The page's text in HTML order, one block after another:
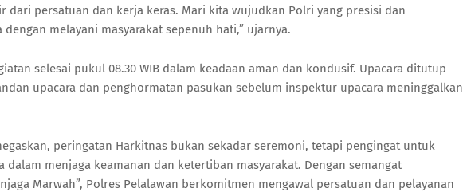
dari persatuan dan kerja keras. Mari kita wujudkan Polri yang presisi dan
dengan melayani masyarakat sepenuh hati,” ujarnya.
selesai pukul 08.30 WIB dalam keadaan aman dan kondusif. Upacara ditutup
upacara dan penghormatan pasukan sebelum inspektur upacara meninggalkan
peringatan Harkitnas bukan sekadar seremoni, tetapi pengingat untuk
dalam menjaga keamanan dan ketertiban masyarakat. Dengan semangat
Marwah”, Polres Pelalawan berkomitmen mengawal persatuan dan pelayanan